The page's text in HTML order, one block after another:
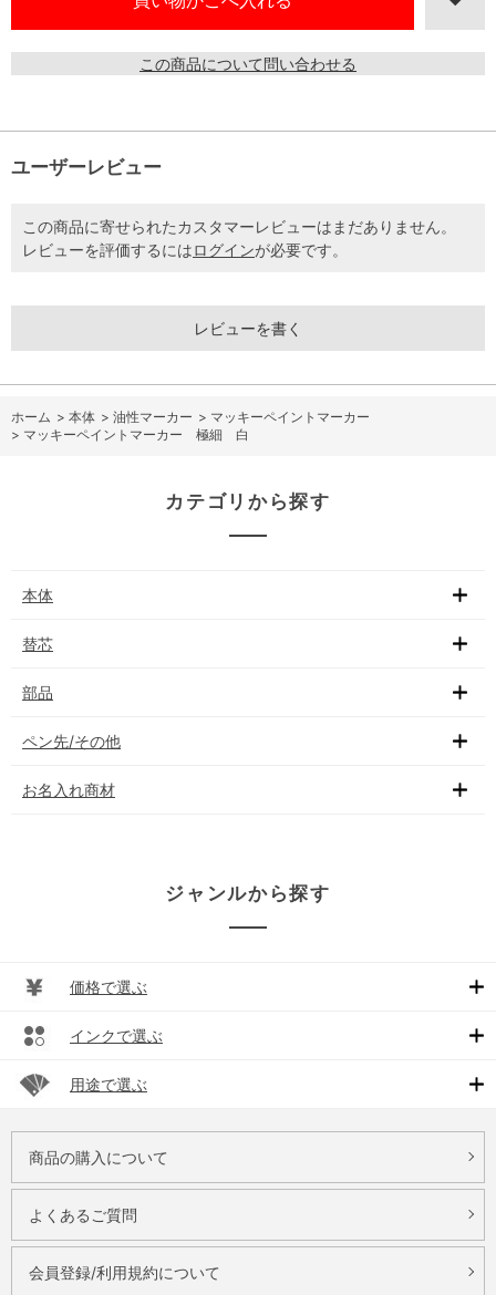
この商品について問い合わせる
ユーザーレビュー
この商品に寄せられたカスタマーレビューはまだありません。
レビューを評価するにはログインが必要です。
レビューを書く
ホーム > 本体 > 油性マーカー > マッキーペイントマーカー
> マッキーペイントマーカー 極細 白
カテゴリから探す
本体
替芯
部品
ペン先/その他
お名入れ商材
ジャンルから探す
価格で選ぶ
インクで選ぶ
用途で選ぶ
商品の購入について
よくあるご質問
会員登録/利用規約について